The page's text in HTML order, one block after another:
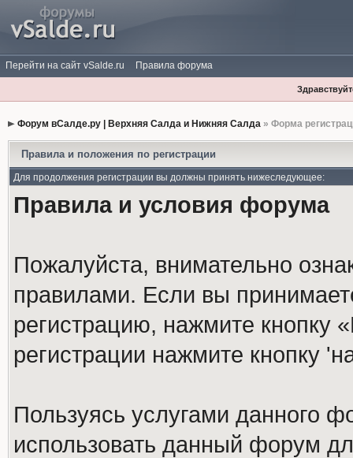
Перейти на сайт vSalde.ru Правила форума
Форум вСалде.ру | Верхняя Салда и Нижняя Салда» Форма
Правила и положения по регистрации
Для продолжения регистрации вы должны принять нижеследующее:
Правила и условия форума
Пожалуйста, внимательно
правилами. Если вы
регистрацию, нажмите кнопку
регистрации нажмите кнопку
Пользуясь услугами данного
использовать данный форум